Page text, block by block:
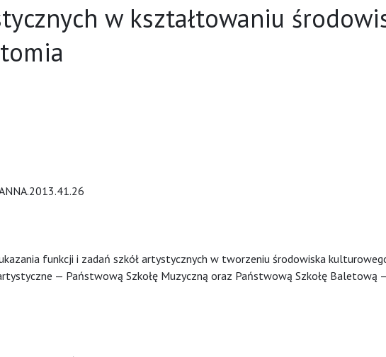
w kształtowaniu
funkcji i zadań szkół artystycznych w tworzeniu środowiska
— Państwową Szkołę Muzyczną oraz Państwową Szkołę Baletową